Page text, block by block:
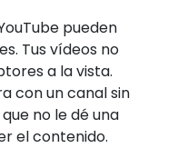
pueden
Tus vídeos no
a la vista.
con un canal sin
no le dé una
el contenido.